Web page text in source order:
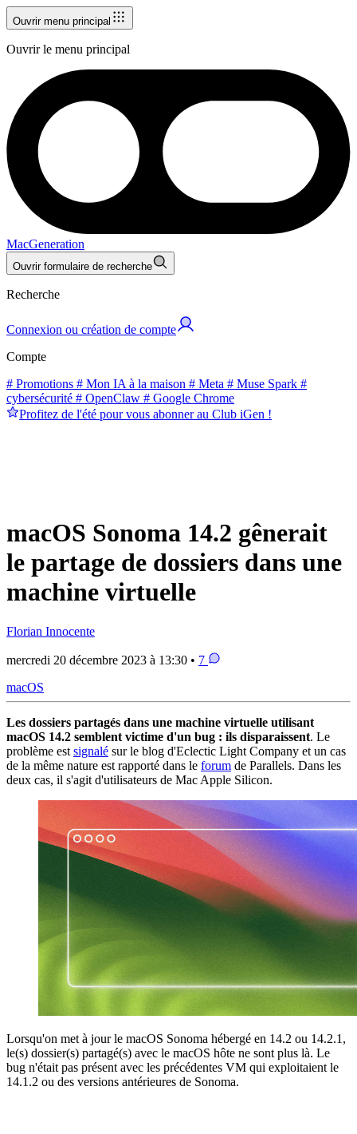
Ouvrir menu principal
Ouvrir le menu principal
MacGeneration
Ouvrir formulaire de recherche
Recherche
Connexion ou création de compte
Compte
# Promotions # Mon IA à la maison # Meta # Muse Spark #
cybersécurité # OpenClaw # Google Chrome
Profitez de l'été pour vous abonner au Club iGen !
macOS Sonoma 14.2 gênerait
le partage de dossiers dans une
machine virtuelle
Florian Innocente
mercredi 20 décembre 2023 à 13:30 • 7
macOS
Les dossiers partagés dans une machine virtuelle utilisant
macOS 14.2 semblent victime d'un bug : ils disparaissent. Le
problème est signalé sur le blog d'Eclectic Light Company et un cas
de la même nature est rapporté dans le forum de Parallels. Dans les
deux cas, il s'agit d'utilisateurs de Mac Apple Silicon.
Lorsqu'on met à jour le macOS Sonoma hébergé en 14.2 ou 14.2.1,
le(s) dossier(s) partagé(s) avec le macOS hôte ne sont plus là. Le
bug n'était pas présent avec les précédentes VM qui exploitaient le
14.1.2 ou des versions antérieures de Sonoma.